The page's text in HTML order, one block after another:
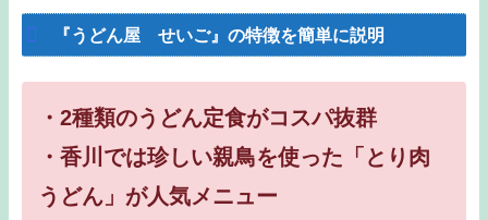
『うどん屋 せいご』の特徴を簡単に説明
・2種類のうどん定食がコスパ抜群
・香川では珍しい親鳥を使った「とり肉
うどん」が人気メニュー